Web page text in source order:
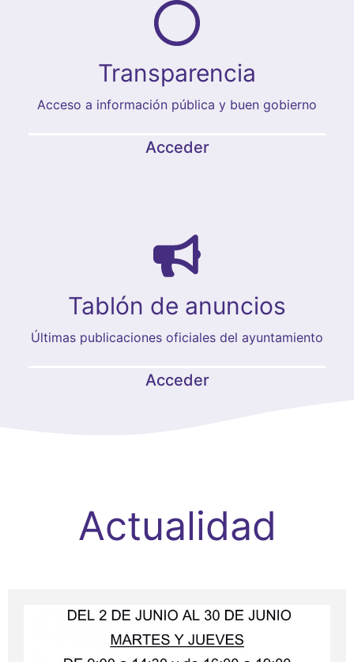
Transparencia
Acceso a información pública y buen gobierno
Acceder
Tablón de anuncios
Últimas publicaciones oficiales del ayuntamiento
Acceder
Actualidad